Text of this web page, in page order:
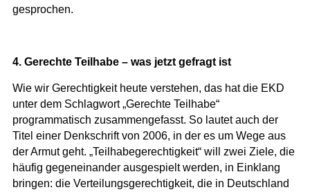
gesprochen.
4. Gerechte Teilhabe – was jetzt gefragt ist
Wie wir Gerechtigkeit heute verstehen, das hat die EKD
unter dem Schlagwort „Gerechte Teilhabe“
programmatisch zusammengefasst. So lautet auch der
Titel einer Denkschrift von 2006, in der es um Wege aus
der Armut geht. „Teilhabegerechtigkeit“ will zwei Ziele, die
häufig gegeneinander ausgespielt werden, in Einklang
bringen: die Verteilungsgerechtigkeit, die in Deutschland